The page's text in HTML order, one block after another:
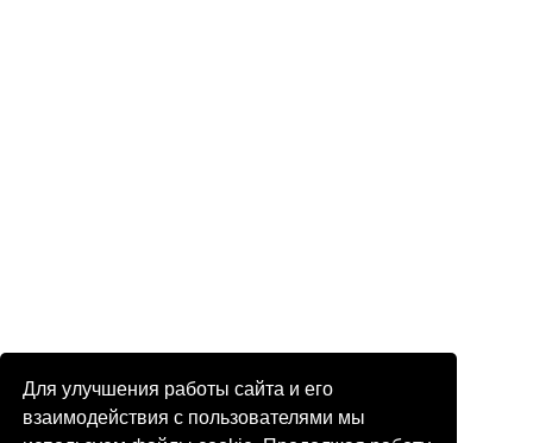
Для улучшения работы сайта и его
взаимодействия с пользователями мы